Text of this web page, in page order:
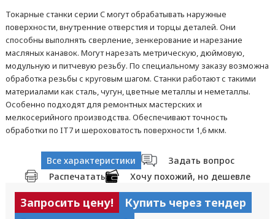
Токарные станки серии C могут обрабатывать наружные
поверхности, внутренние отверстия и торцы деталей. Они
способны выполнять сверление, зенкерование и нарезание
масляных канавок. Могут нарезать метрическую, дюймовую,
модульную и питчевую резьбу. По специальному заказу возможна
обработка резьбы с круговым шагом. Станки работают с такими
материалами как сталь, чугун, цветные металлы и неметаллы.
Особенно подходят для ремонтных мастерских и
мелкосерийного производства. Обеспечивают точность
обработки по IT7 и шероховатость поверхности 1,6 мкм.
Все характеристики
Задать вопрос
Распечатать
Хочу похожий, но дешевле
Запросить цену!
Купить через тендер